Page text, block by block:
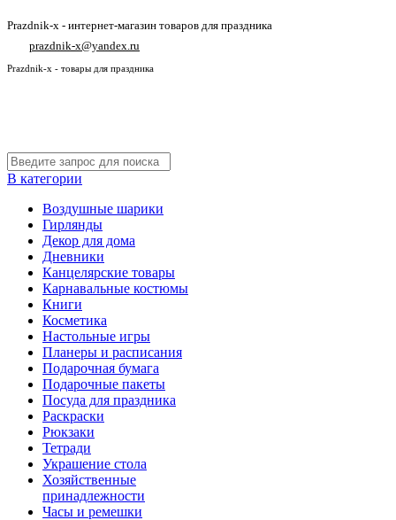
Prazdnik-x - интернет-магазин товаров для праздника
prazdnik-x@yandex.ru
Prazdnik-x - товары для праздника
В категории
Воздушные шарики
Гирлянды
Декор для дома
Дневники
Канцелярские товары
Карнавальные костюмы
Книги
Косметика
Настольные игры
Планеры и расписания
Подарочная бумага
Подарочные пакеты
Посуда для праздника
Раскраски
Рюкзаки
Тетради
Украшение стола
Хозяйственные
принадлежности
Часы и ремешки